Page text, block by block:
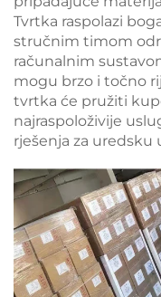
Tvrtka raspolazi
stručnim timom
računalnim
mogu brzo i točno
tvrtka će pružiti
najraspoloživije
rješenja za uredsku